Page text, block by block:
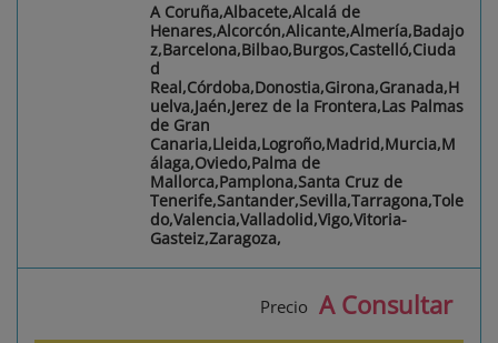
A Coruña,Albacete,Alcalá de
Henares,Alcorcón,Alicante,Almería,Badajo
z,Barcelona,Bilbao,Burgos,Castelló,Ciuda
d
Real,Córdoba,Donostia,Girona,Granada,H
uelva,Jaén,Jerez de la Frontera,Las Palmas
de Gran
Canaria,Lleida,Logroño,Madrid,Murcia,M
álaga,Oviedo,Palma de
Mallorca,Pamplona,Santa Cruz de
Tenerife,Santander,Sevilla,Tarragona,Tole
do,Valencia,Valladolid,Vigo,Vitoria-
Gasteiz,Zaragoza,
Precio A Consultar